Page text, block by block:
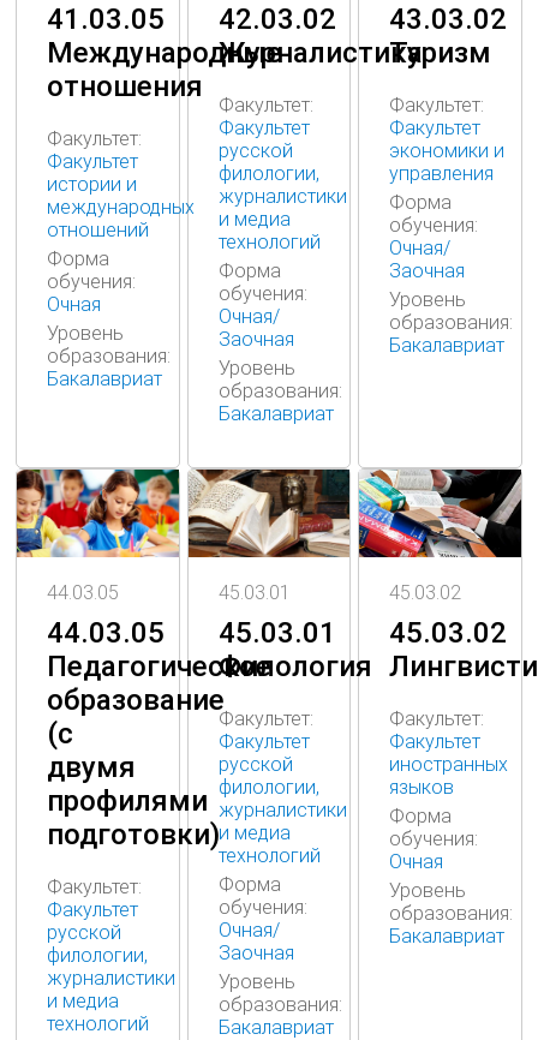
41.03.05
Международные
отношения
Факультет:
Факультет
истории и
международных
отношений
Форма
обучения:
Очная
Уровень
образования:
Бакалавриат
42.03.02
Журналистика
Факультет:
Факультет
русской
филологии,
журналистики
и медиа
технологий
Форма
обучения:
Очная/
Заочная
Уровень
образования:
Бакалавриат
43.03.02
Туризм
Факультет:
Факультет
экономики и
управления
Форма
обучения:
Очная/
Заочная
Уровень
образования:
Бакалавриат
44.03.05
44.03.05
Педагогическое
образование
(с
двумя
профилями
подготовки)
Факультет:
Факультет
русской
филологии,
журналистики
и медиа
технологий
45.03.01
45.03.01
Филология
Факультет:
Факультет
русской
филологии,
журналистики
и медиа
технологий
Форма
обучения:
Очная/
Заочная
Уровень
образования:
Бакалавриат
45.03.02
45.03.02
Факультет:
Факультет
иностранных
языков
Форма
обучения:
Очная
Уровень
образования:
Бакалавриат